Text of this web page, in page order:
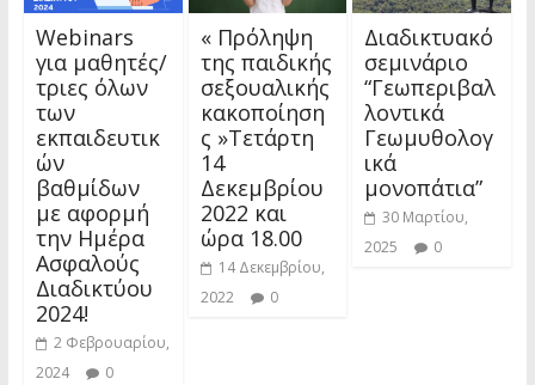
Webinars
για μαθητές/
τριες όλων
των
εκπαιδευτικ
ών
βαθμίδων
με αφορμή
την Ημέρα
Ασφαλούς
Διαδικτύου
2024!
2 Φεβρουαρίου,
2024
0
« Πρόληψη
της παιδικής
σεξουαλικής
κακοποίηση
ς »Τετάρτη
14
Δεκεμβρίου
2022 και
ώρα 18.00
14 Δεκεμβρίου,
2022
0
Διαδικτυακό
σεμινάριο
“Γεωπεριβαλ
λοντικά
Γεωμυθολογ
ικά
μονοπάτια”
30 Μαρτίου,
2025
0